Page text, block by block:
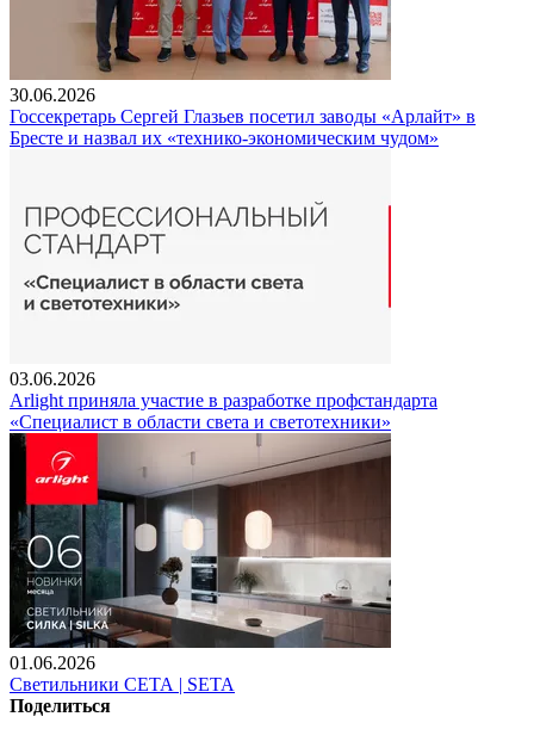
30.06.2026
Госсекретарь Сергей Глазьев посетил заводы «Арлайт» в
Бресте и назвал их «технико-экономическим чудом»
03.06.2026
Arlight приняла участие в разработке профстандарта
«Специалист в области света и светотехники»
01.06.2026
Светильники СЕТА | SETA
Поделиться